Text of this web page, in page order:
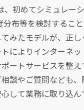
、初めてシミュレー
布等を検討すること
てみたモデルが、正
によりインターネ
ートサービスを整え
談やご質問なども
して業務に取り込ん